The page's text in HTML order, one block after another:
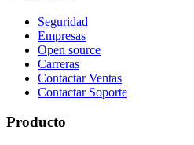
Seguridad
Empresas
Open source
Carreras
Contactar Ventas
Contactar Soporte
Producto